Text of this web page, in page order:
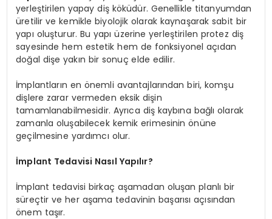
yerleştirilen yapay diş köküdür. Genellikle titanyumdan
üretilir ve kemikle biyolojik olarak kaynaşarak sabit bir
yapı oluşturur. Bu yapı üzerine yerleştirilen protez diş
sayesinde hem estetik hem de fonksiyonel açıdan
doğal dişe yakın bir sonuç elde edilir.
İmplantların en önemli avantajlarından biri, komşu
dişlere zarar vermeden eksik dişin
tamamlanabilmesidir. Ayrıca diş kaybına bağlı olarak
zamanla oluşabilecek kemik erimesinin önüne
geçilmesine yardımcı olur.
İmplant Tedavisi Nasıl Yapılır?
İmplant tedavisi birkaç aşamadan oluşan planlı bir
süreçtir ve her aşama tedavinin başarısı açısından
önem taşır.